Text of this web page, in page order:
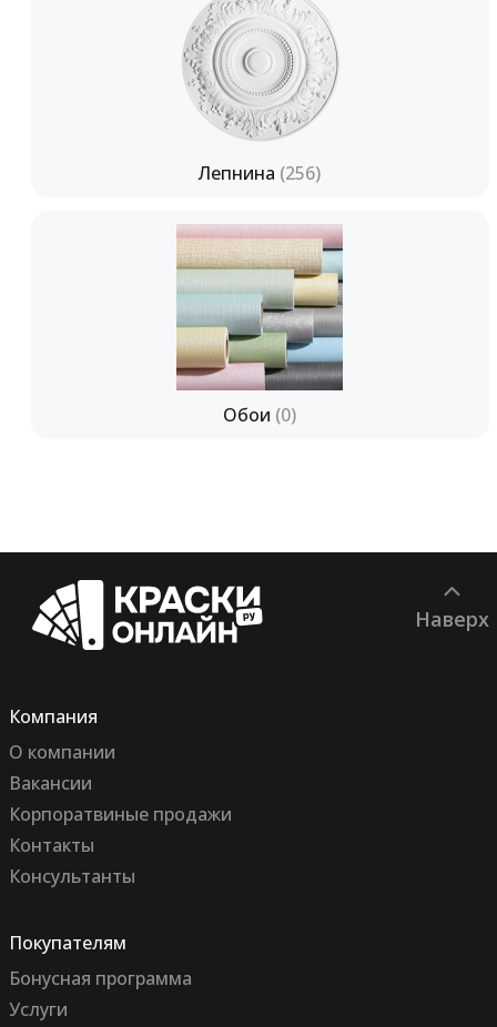
Лепнина (256)
Обои (0)
Наверх
Компания
О компании
Вакансии
Корпоратвиные продажи
Контакты
Консультанты
Покупателям
Бонусная программа
Услуги